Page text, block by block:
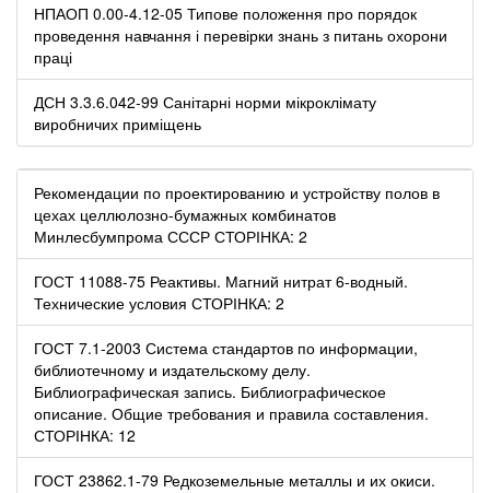
НПАОП 0.00-4.12-05 Типове положення про порядок
проведення навчання і перевірки знань з питань охорони
праці
ДСН 3.3.6.042-99 Санітарні норми мікроклімату
виробничих приміщень
Рекомендации по проектированию и устройству полов в
цехах целлюлозно-бумажных комбинатов
Минлесбумпрома СССР СТОРІНКА: 2
ГОСТ 11088-75 Реактивы. Магний нитрат 6-водный.
Технические условия СТОРІНКА: 2
ГОСТ 7.1-2003 Система стандартов по информации,
библиотечному и издательскому делу.
Библиографическая запись. Библиографическое
описание. Общие требования и правила составления.
СТОРІНКА: 12
ГОСТ 23862.1-79 Редкоземельные металлы и их окиси.